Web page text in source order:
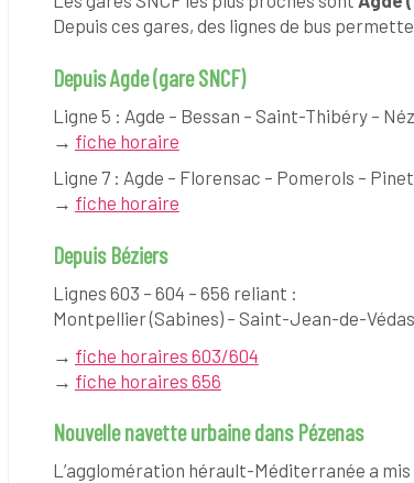
Depuis ces gares, des lignes de bus
Depuis Agde (gare SNCF)
Ligne 5 : Agde – Bessan – Saint-Thibéry –
→ fiche horaire
Ligne 7 : Agde – Florensac – Pomerols –
→ fiche horaire
Depuis Béziers
Lignes 603 – 604 – 656 reliant :
Montpellier (Sabines) – Saint-Jean-de-
→ fiche horaires 603/604
→ fiche horaires 656
Nouvelle navette urbaine dans Pézenas
L’agglomération hérault-Méditerranée a